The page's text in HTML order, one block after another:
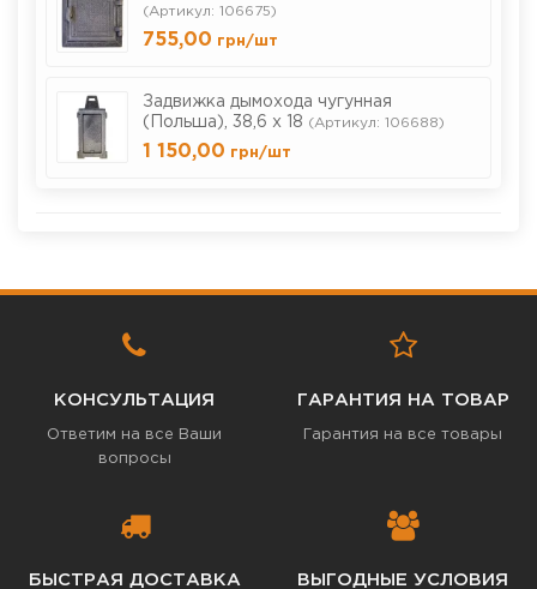
(Артикул: 106675)
755,00 грн/шт
Задвижка дымохода чугунная
(Польша), 38,6 х 18 (Артикул: 106688)
1 150,00 грн/шт
КОНСУЛЬТАЦИЯ
Ответим на все Ваши
вопросы
ГАРАНТИЯ НА ТОВАР
Гарантия на все товары
БЫСТРАЯ ДОСТАВКА ВЫГОДНЫЕ УСЛОВИЯ